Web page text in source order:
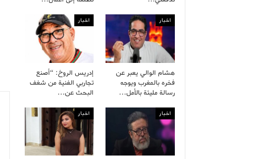
اخبار
هشام الوالي يعبر عن
فخره بالمغرب ويوجه
رسالة مليئة بالأمل…
اخبار
إدريس الروخ: “أصنع
تجاربي الفنية من شغف
البحث عن…
اخبار اخبار